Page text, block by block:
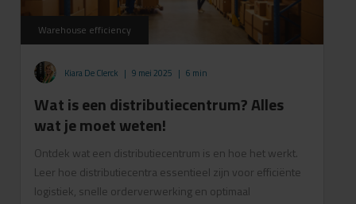
Warehouse efficiency
Kiara De Clerck | 9 mei 2025 | 6 min
Wat is een distributiecentrum? Alles
wat je moet weten!
Ontdek wat een distributiecentrum is en hoe het werkt.
Leer hoe distributiecentra essentieel zijn voor efficiënte
logistiek, snelle orderverwerking en optimaal